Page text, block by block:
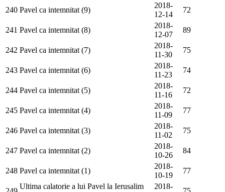
240 Pavel ca intemnitat (9)
2018-
12-14
72
241 Pavel ca intemnitat (8)
2018-
12-07
89
242 Pavel ca intemnitat (7)
2018-
11-30
75
243 Pavel ca intemnitat (6)
2018-
11-23
74
244 Pavel ca intemnitat (5)
2018-
11-16
72
245 Pavel ca intemnitat (4)
2018-
11-09
77
246 Pavel ca intemnitat (3)
2018-
11-02
75
247 Pavel ca intemnitat (2)
2018-
10-26
84
248 Pavel ca intemnitat (1)
2018-
10-19
77
Ultima calatorie a lui Pavel la Ierusalim
2018-